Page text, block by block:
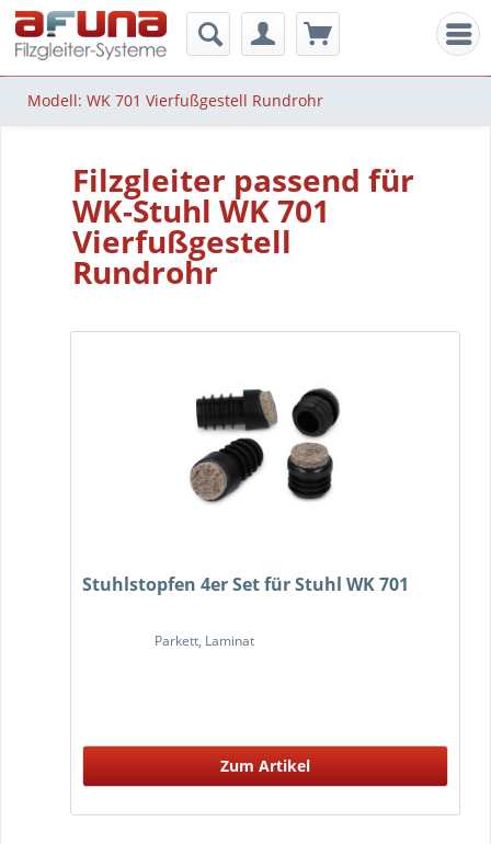
Modell: WK 701 Vierfußgestell Rundrohr
Filzgleiter passend für
WK-Stuhl WK 701
Vierfußgestell
Rundrohr
Stuhlstopfen 4er Set für Stuhl WK 701
Parkett, Laminat
Zum Artikel